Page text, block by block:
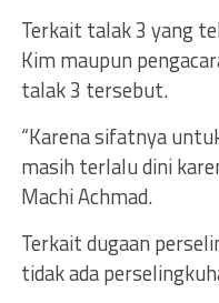
Terkait talak 3 yang
Kim maupun
talak 3 tersebut.
“Karena sifatnya
masih terlalu dini
Machi Achmad.
Terkait dugaan
tidak ada